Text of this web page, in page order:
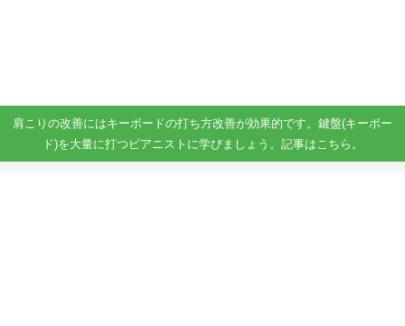
肩こりの改善にはキーボードの打ち方改善が効果的です。鍵盤(キーボー
ド)を大量に打つピアニストに学びましょう。記事はこちら。